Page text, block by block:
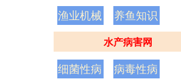
渔业机械 养鱼知识
水产病害网
细菌性病 病毒性病